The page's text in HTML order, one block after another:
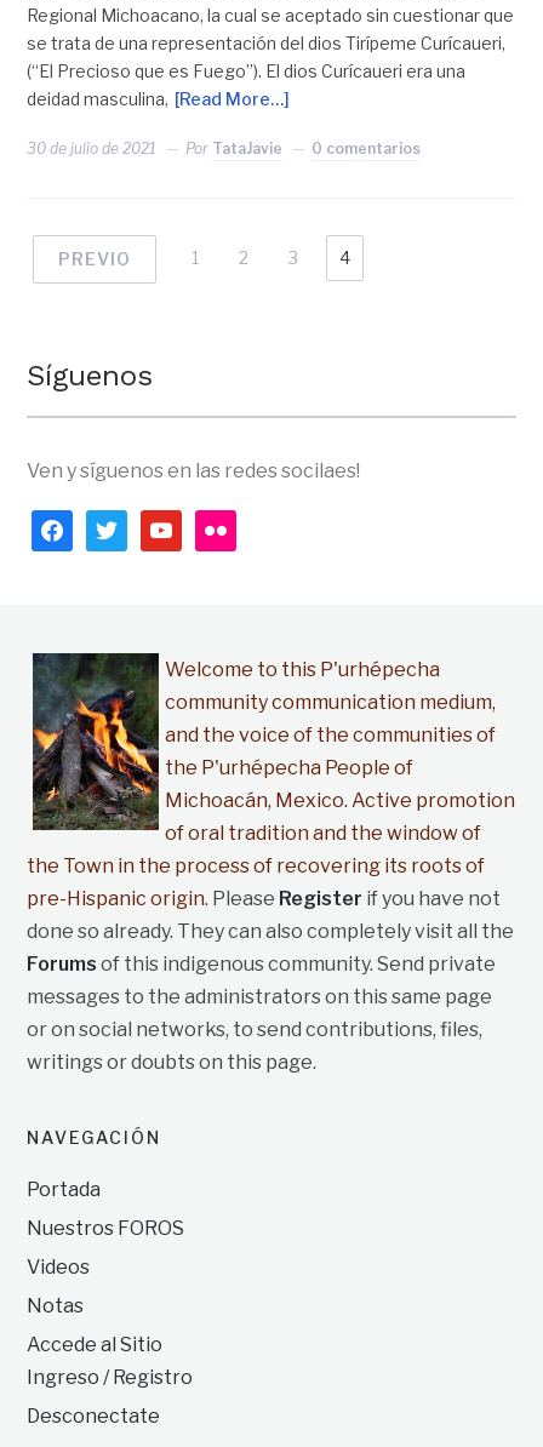
Regional Michoacano, la cual se aceptado sin cuestionar que
se trata de una representación del dios Tirípeme Curícaueri,
(“El Precioso que es Fuego”). El dios Curícaueri era una
deidad masculina, [Read More…]
30 de julio de 2021 Por TataJavie 0 comentarios
PREVIO 1 2 3 4
Síguenos
Ven y síguenos en las redes socilaes!
facebooktwitteryoutubeflickr
Welcome to this P'urhépecha
community communication medium,
and the voice of the communities of
the P'urhépecha People of
Michoacán, Mexico. Active promotion
of oral tradition and the window of
the Town in the process of recovering its roots of
pre-Hispanic origin. Please Register if you have not
done so already. They can also completely visit all the
Forums of this indigenous community. Send private
messages to the administrators on this same page
or on social networks, to send contributions, files,
writings or doubts on this page.
NAVEGACIÓN
Portada
Nuestros FOROS
Videos
Notas
Accede al Sitio
Ingreso / Registro
Desconectate